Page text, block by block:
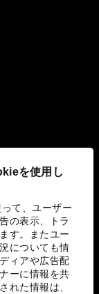
を使用し
て、ユーザー
の表示、トラ
す。またユー
についても情
ィアや広告配
ーに情報を共
れた情報は、